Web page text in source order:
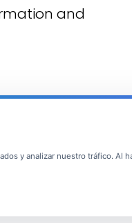
and
y analizar nuestro tráfico. Al